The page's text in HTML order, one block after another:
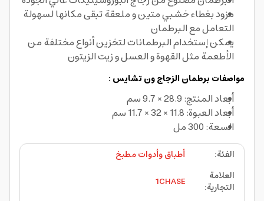
مزود بغطاء خشبي متين و ملعقة تبقى مكانها لسهولة
التعامل مع البرطمان
يمكن إستخدام البرطمانات لتخزين أنواع مختلفة من
الأطعمة مثل القهوة و العسل و زيت الزيتون
مواصفات برطمان الزجاج ون تشايس :
أبعاد المنتج: 28.9 × 9.7 سم
أبعاد العبوة: 11.8 × 32 × 11.7 سم
السعة: 300 مل
الفئة:
أطباق وأدوات مطبخ
العلامة
التجارية:
1CHASE